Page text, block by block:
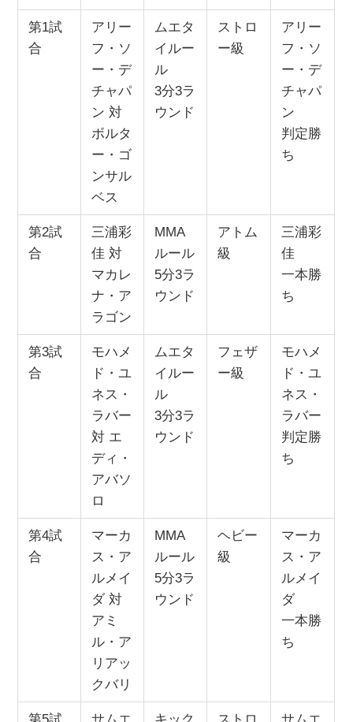
第1試
合
アリー
フ・ソ
ー・デ
チャパ
ン 対
ボルタ
ー・ゴ
ンサル
ベス
ムエタ
イルー
ル
3分3ラ
ウンド
ストロ
ー級
アリー
フ・ソ
ー・デ
チャパ
ン
判定勝
ち
第2試
合
三浦彩
佳 対
マカレ
ナ・ア
ラゴン
MMA
ルール
5分3ラ
ウンド
アトム
級
三浦彩
佳
一本勝
ち
第3試
合
モハメ
ド・ユ
ネス・
ラバー
対 エ
ディ・
アバソ
ロ
ムエタ
イルー
ル
3分3ラ
ウンド
フェザ
ー級
モハメ
ド・ユ
ネス・
ラバー
判定勝
ち
第4試
合
マーカ
ス・ア
ルメイ
ダ 対
アミ
ル・ア
リアッ
クバリ
MMA
ルール
5分3ラ
ウンド
ヘビー
級
マーカ
ス・ア
ルメイ
ダ
一本勝
ち